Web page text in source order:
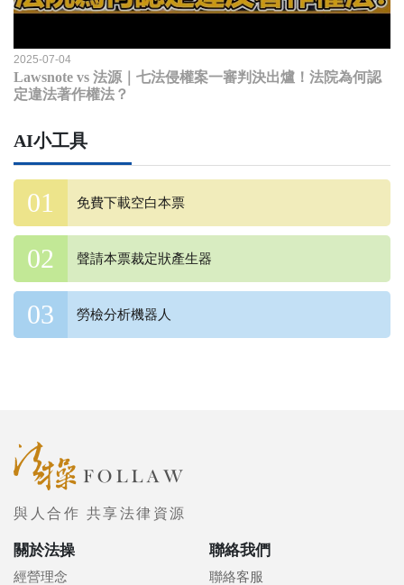
2025-07-04
Lawsnote vs 法源｜七法侵權案一審判決出爐！法院為何認
定違法著作權法？
AI小工具
免費下載空白本票
聲請本票裁定狀產生器
勞檢分析機器人
與人合作 共享法律資源
關於法操
經營理念
聯絡我們
聯絡客服